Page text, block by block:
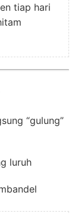
tiap hari
“gulung”
luruh